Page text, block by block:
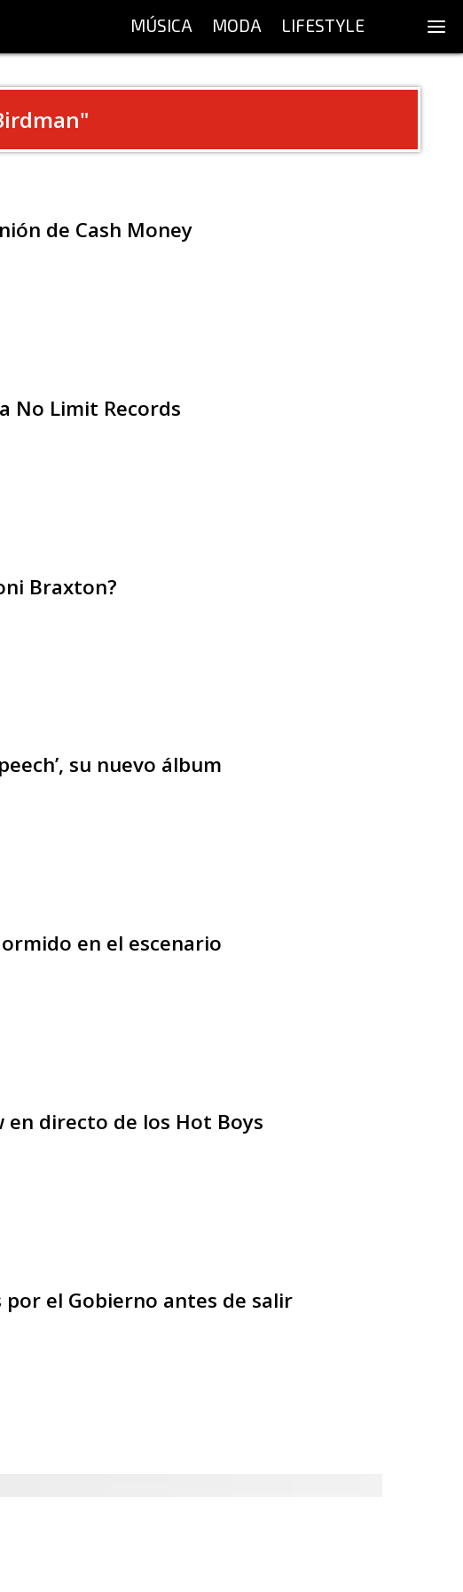
MÚSICA MODA LIFESTYLE
"
de Cash Money
No Limit Records
Braxton?
su nuevo álbum
en el escenario
en directo de los Hot Boys
por el Gobierno antes de salir
de música